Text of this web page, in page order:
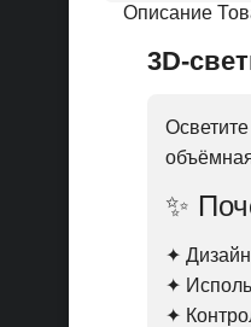
Описание
3D-
✨
✦ Дизайн
✦
✦